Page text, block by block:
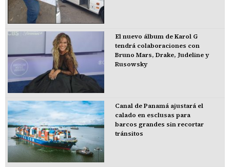
El nuevo álbum de Karol G
tendrá colaboraciones con
Bruno Mars, Drake, Judeline y
Rusowsky
Canal de Panamá ajustará el
calado en esclusas para
barcos grandes sin recortar
tránsitos